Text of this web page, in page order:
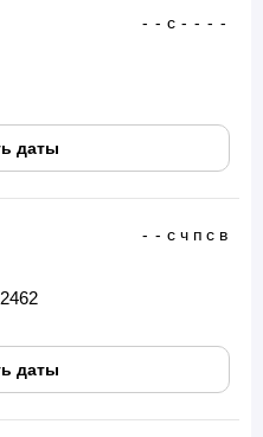
- - с - - - -
даты
- - с ч п с в
даты